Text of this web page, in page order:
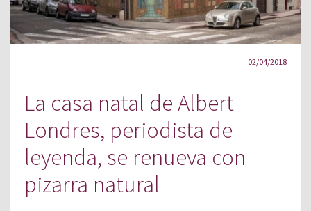
02/04/2018
La casa natal de Albert
Londres, periodista de
leyenda, se renueva con
pizarra natural